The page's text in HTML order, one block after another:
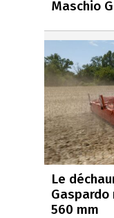
Maschio
Le
560 mm